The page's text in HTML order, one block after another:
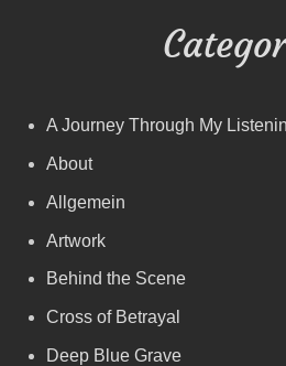
A Journey Through My
About
Allgemein
Artwork
Behind the Scene
Cross of Betrayal
Deep Blue Grave